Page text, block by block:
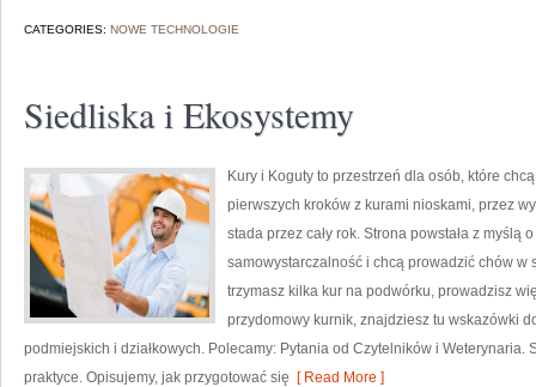
CATEGORIES: NOWE TECHNOLOGIE
Siedliska i Ekosystemy
Kury i Koguty to przestrzeń dla osób, które
pierwszych kroków z kurami nioskami, przez
stada przez cały rok. Strona powstała z myślą
samowystarczalność i chcą prowadzić chów
trzymasz kilka kur na podwórku, prowadzisz
przydomowy kurnik, znajdziesz tu wskazówki
podmiejskich i działkowych. Polecamy: Pytania od Czytelników i Weterynaria.
praktyce. Opisujemy, jak przygotować się [ Read More ]